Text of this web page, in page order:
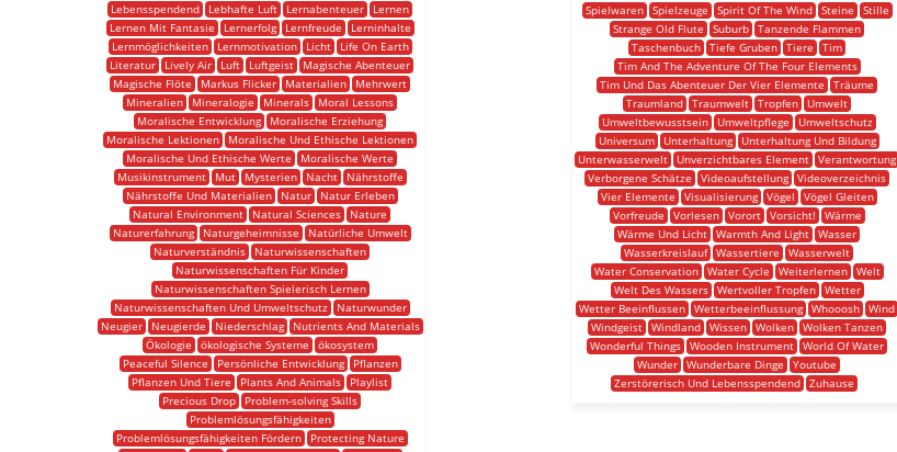
Lebensspendend
Lebhafte Luft Lernabenteuer
Lernen
Lernen Mit Fantasie
Lernerfolg Lernfreude
Lerninhalte
Lernmöglichkeiten
Lernmotivation Licht
Life On Earth
Literatur
Lively Air Luft Luftgeist
Magische Abenteuer
Magische Flöte
Markus Flicker Materialien
Mehrwert
Mineralien
Mineralogie Minerals
Moral Lessons
Moralische Entwicklung
Moralische Erziehung
Moralische Lektionen
Moralische Und Ethische Lektionen
Moralische Und Ethische Werte
Moralische Werte
Musikinstrument
Mut Mysterien Nacht
Nährstoffe
Nährstoffe Und Materialien
Natur
Natur Erleben
Natural Environment
Natural Sciences
Nature
Naturerfahrung
Naturgeheimnisse
Natürliche Umwelt
Naturverständnis
Naturwissenschaften
Naturwissenschaften Für Kinder
Naturwissenschaften Spielerisch Lernen
Naturwissenschaften Und Umweltschutz
Naturwunder
Neugier
Neugierde Niederschlag
Nutrients And Materials
Ökologie
ökologische Systeme
ökosystem
Peaceful Silence
Persönliche Entwicklung
Pflanzen
Pflanzen Und Tiere
Plants And Animals
Playlist
Precious Drop
Problem-solving Skills
Problemlösungsfähigkeiten
Problemlösungsfähigkeiten Fördern
Protecting Nature
Spielwaren
Spielzeuge Spirit Of The Wind Steine
Stille
Strange Old Flute
Suburb Tanzende Flammen
Taschenbuch Tiefe Gruben Tiere
Tim
Tim And The Adventure Of The Four Elements
Tim Und Das Abenteuer Der Vier Elemente
Träume
Traumland Traumwelt Tropfen
Umwelt
Umweltbewusstsein
Umweltpflege
Umweltschutz
Universum
Unterhaltung
Unterhaltung Und Bildung
Unterwasserwelt
Unverzichtbares Element Verantwortung
Verborgene Schätze
Videoaufstellung Videoverzeichnis
Vier Elemente
Visualisierung Vögel
Vögel Gleiten
Vorfreude
Vorlesen Vorort Vorsicht!
Wärme
Wärme Und Licht Warmth And Light Wasser
Wasserkreislauf Wassertiere
Wasserwelt
Water Conservation
Water Cycle Weiterlernen
Welt
Welt Des Wassers
Wertvoller Tropfen
Wetter
Wetter Beeinflussen Wetterbeeinflussung Whooosh Wind
Windgeist Windland Wissen Wolken Wolken Tanzen
Wonderful Things Wooden Instrument World Of Water
Wunder Wunderbare Dinge
Youtube
Zerstörerisch Und Lebensspendend Zuhause